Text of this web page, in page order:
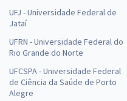
UFJ - Universidade Federal de
Jataí
UFRN - Universidade Federal do
Rio Grande do Norte
UFCSPA - Universidade Federal
de Ciência da Saúde de Porto
Alegre